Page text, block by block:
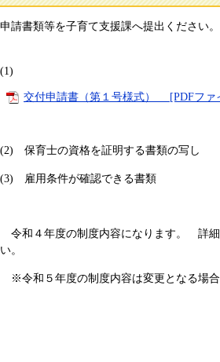
申請書類等を子育て支援課へ提出ください。
(1)
交付申請書（第１号様式） [PDFファ
(2) 保育士の資格を証明する書類の写し
(3) 雇用条件が確認できる書類
令和４年度の制度内容になります。 詳細
い。
※令和５年度の制度内容は変更となる場合